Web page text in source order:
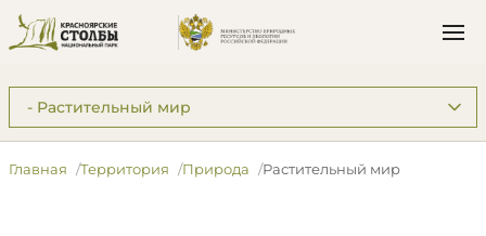
Подразделы: Территория
Главная Территория Природа Растительный мир